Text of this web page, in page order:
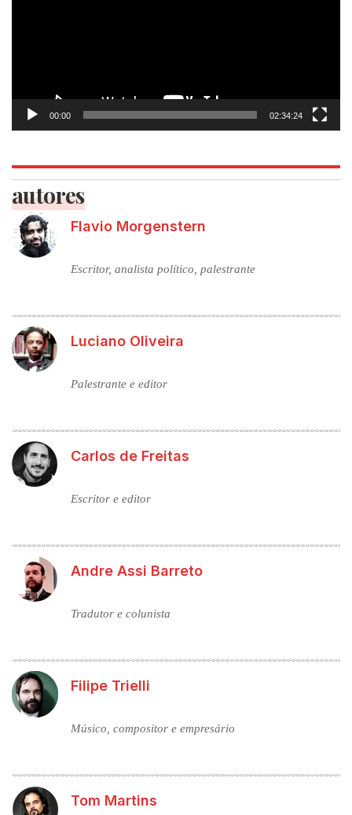
00:00 02:34:24
autores
Flavio Morgenstern
Escritor, analista político, palestrante
Luciano Oliveira
Palestrante e editor
Carlos de Freitas
Escritor e editor
Andre Assi Barreto
Tradutor e colunista
Filipe Trielli
Músico, compositor e empresário
Tom Martins